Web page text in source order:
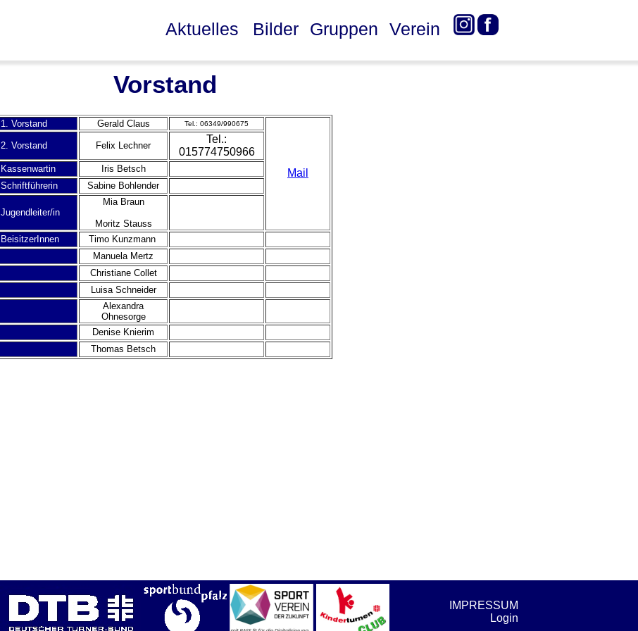
Aktuelles Bilder Gruppen Verein
Vorstand
1. Vorstand Gerald Claus Tel.: 06349/990675
Mail
2. Vorstand Felix Lechner
Tel.:
015774750966
Kassenwartin
Iris Betsch
Schriftführerin
Sabine Bohlender
Jugendleiter/in
Mia Braun
Moritz Stauss
BeisitzerInnen
Timo Kunzmann
Manuela Mertz
Christiane Collet
Luisa Schneider
Alexandra
Ohnesorge
Denise Knierim
Thomas Betsch
IMPRESSUM
Login